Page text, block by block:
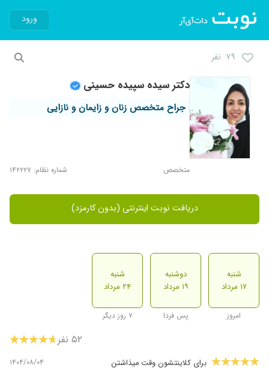
ورود
۷۹ نفر
دکتر سیده سپیده حسینی
جراح متخصص زنان و زایمان و نازایی
متخصص شماره نظام: ۱۴۲۲۲۷
دریافت نوبت اینترنتی (بدون کارمزد)
شنبه
۱۷ مرداد
امروز
دوشنبه
۱۹ مرداد
پس فردا
شنبه
۲۴ مرداد
۷ روز دیگر
۵۲ نفر
برای کلاینتشون وقت میذاشتن ۱۴۰۴/۰۸/۰۴